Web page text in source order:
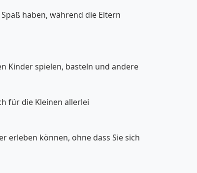
haben, während die Eltern
Kinder spielen, basteln und andere
für die Kleinen allerlei
erleben können, ohne dass Sie sich